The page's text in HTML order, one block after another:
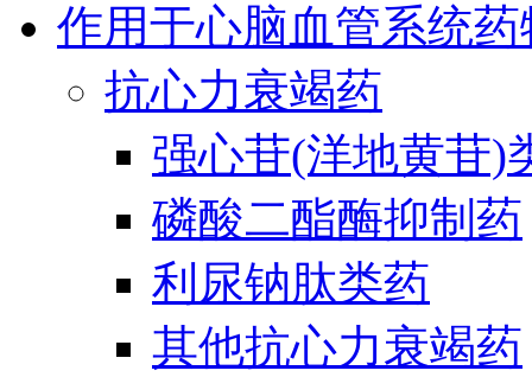
作用于心脑血管系统药
抗心力衰竭药
强心苷(洋地黄苷)
磷酸二酯酶抑制药
利尿钠肽类药
其他抗心力衰竭药